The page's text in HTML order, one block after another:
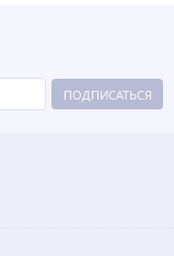
ПОДПИСАТЬСЯ